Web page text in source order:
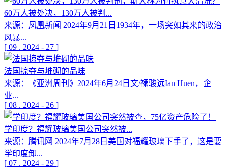
60万人被处决，130万人被判...
来源：凤凰新闻 2024年9月21日1934年，一场突如其来的政治
风暴...
[ 09 . 2024 - 27 ]
法国掠夺与堆砌的品味
来源：《亚洲周刊》2024年6月24日文/禤骏远Ian Huen，企
业...
[ 08 . 2024 - 26 ]
学印度？福耀玻璃美国公司突然被...
来源：腾讯网 2024年7月28日美国对福耀玻璃下手了，这是要
学印度卸...
[ 07 . 2024 - 29 ]